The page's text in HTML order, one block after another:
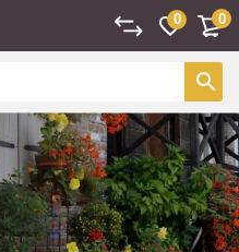
0 0